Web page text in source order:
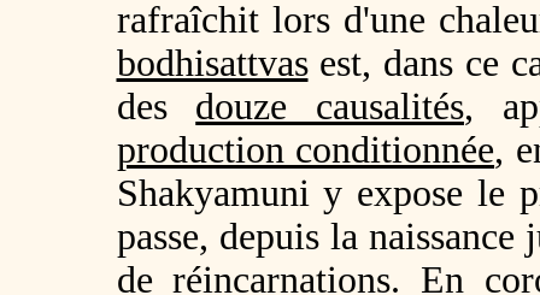
rafraîchit lors d'une
bodhisattvasest, dans ce
des douze causalités,
production conditionnée,
Shakyamuni y expose le
passe, depuis la
de réincarnations. En